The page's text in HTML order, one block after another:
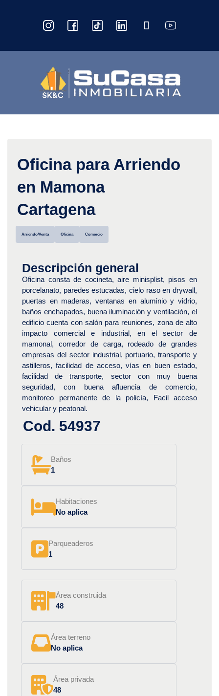
Oficina para Arriendo
en Mamona
Cartagena
Arriendo/Venta Oficina Comercio
Descripción general
Oficina consta de cocineta, aire minisplist, pisos en
porcelanato, paredes estucadas, cielo raso en drywall,
puertas en maderas, ventanas en aluminio y vidrio,
baños enchapados, buena iluminación y ventilación, el
edificio cuenta con salón para reuniones, zona de alto
impacto comercial e industrial, en el sector de
mamonal, corredor de carga, rodeado de grandes
empresas del sector industrial, portuario, transporte y
astilleros, facilidad de acceso, vías en buen estado,
facilidad de transporte, sector con muy buena
seguridad, con buena afluencia de comercio,
monitoreo permanente de la policía, Facil acceso
vehicular y peatonal.
Cod. 54937
Baños
1
Habitaciones
No aplica
Parqueaderos
1
Área construida
48
Área terreno
No aplica
Área privada
48